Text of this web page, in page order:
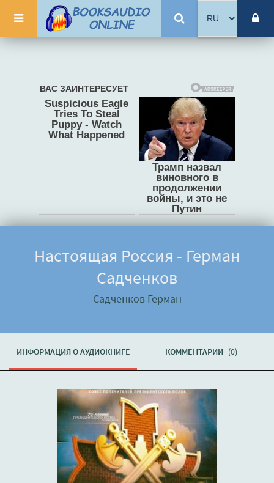
Настоящая Россия - Герман
Садченков
Садченков Герман
ИНФОРМАЦИЯ О АУДИОКНИГЕ КОММЕНТАРИИ (0)